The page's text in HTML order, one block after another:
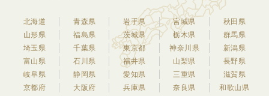
北海道 青森県 岩手県 宮城県
秋田県
山形県
福島県 茨城県 栃木県
群馬県
埼玉県
千葉県 東京都 神奈川県
新潟県
富山県
石川県 福井県 山梨県
長野県
岐阜県
静岡県 愛知県 三重県
滋賀県
京都府
大阪府 兵庫県 奈良県
和歌山県